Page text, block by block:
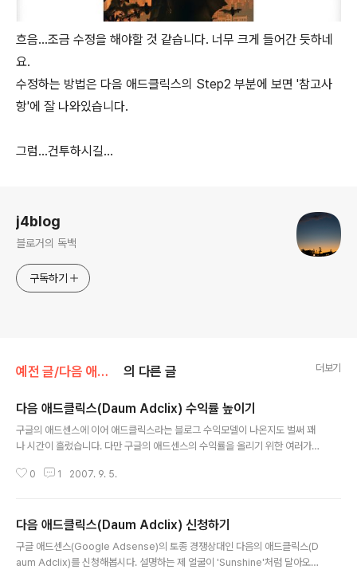
흐음...조금 수정을 해야할 것 같습니다. 너무 크게 들어간 듯하네
요.
수정하는 방법은 다음 애드클릭스의 Step2 부분에 보면 '참고사
항'에 잘 나와있습니다.
그럼...건투하시길...
j4blog
블로거의 독백
구독하기
예전 글/다음 애드클릭스 의 다른 글 더보기
다음 애드클릭스(Daum Adclix) 수익률 높이기
구글의 애드센스에 이어 애드클릭스라는 블로그 수익모델이 나온지도 벌써 꽤
나 시간이 흘렀습니다. 다만 구글의 애드센스의 수익률을 올리기 위한 여러가지
드클릭스는 최적화 방안이 너무 미흡하군요. 하기야 애드센스의 최적화 방안을
가 있습니다. 그래도 애드클릭스만의 특화된 최적화 방안은 어떤 것이 있는지
한번 연구를 해봅시다. 1. 에디터링크는 태그와 같이 배치, 태그와 같은 색의 글
자체를 쓰자. 대체로 블로그들의 대부분이 글의 아래쪽에 태그가 배치되어 있습
0 1 2007. 9. 5.
다음 애드클릭스(Daum Adclix) 신청하기
구글 애드센스(Google Adsense)의 토종 경쟁상대인 다음의 애드클릭스(D
aum Adclix)를 신청해봅시다. 설명하는 제 얼굴이 'Sunshine'처럼 달아오르